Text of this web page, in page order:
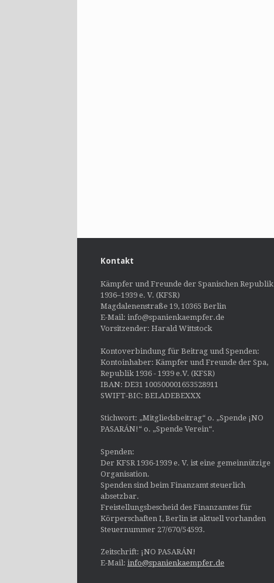
Kontakt
Kämpfer und Freunde der Spanischen Republik
1936–1939 e. V. (KFSR)
Magdalenenstraße 19, 10365 Berlin
E-Mail: info@spanienkaempfer.de
Vorsitzender: Harald Wittstock
Kontoverbindung für Beitrag und Spenden:
Kontoinhaber: Kämpfer und Freunde der Spa,
Republik 1936 - 1939 e.V. (KFSR)
IBAN: DE31 100500001653528911
SWIFT-BIC: BELADEBEXXX
Stichwort: „Mitgliedsbeitrag“ o. „Spende ¡NO
PASARÁN!“ o. „Spende Verein“.
Spenden:
Der KFSR 1936-1939 e. V. ist eine gemeinnützige
Organisation.
Spenden sind beim Finanzamt steuerlich
absetzbar.
Freistellungsbescheid des Finanzamtes für
Körperschaften I, Berlin ist aktuell vorhanden
Steuernummer 27/670/54593.
Zeitschrift: ¡NO PASARÁN!
E-Mail: info@spanienkaempfer.de